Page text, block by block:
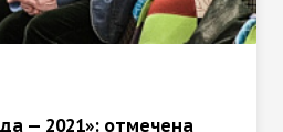
— 2021»: отмечена